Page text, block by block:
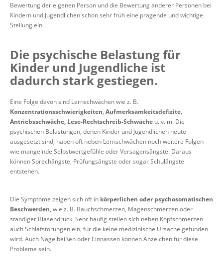
Bewertung der eigenen Person und die Bewertung anderer Personen bei
Kindern und Jugendlichen schon sehr früh eine prägende und wichtige
Stellung ein.
Die psychische Belastung für
Kinder und Jugendliche ist
dadurch stark gestiegen.
Eine Folge davon sind Lernschwächen wie z. B.
Konzentrationsschwierigkeiten, Aufmerksamkeitsdefizite,
Antriebsschwäche, Lese-Rechtschreib-Schwäche u. v. m. Die
psychischen Belastungen, denen Kinder und Jugendlichen heute
ausgesetzt sind, haben oft neben Lernschwächen noch weitere Folgen
wie mangelnde Selbstwertgefühle oder Versagensängste. Daraus
können Sprechängste, Prüfungsängste oder sogar Schulängste
entstehen.
Die Symptome zeigen sich oft in körperlichen oder psychosomatischen
Beschwerden,wie z. B. Bauchschmerzen, Magenschmerzen oder
ständiger Blasendruck. Sehr häufig stellen sich neben Kopfschmerzen
auch Schlafstörungen ein, für die keine medizinische Ursache gefunden
wird. Auch Nägelbeißen oder Einnässen können Anzeichen für diese
Probleme sein.